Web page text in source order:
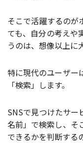
そこで活躍するのが
ても、自分の考えや
うのは、想像以上に
特に現代のユーザー
「検索」します。
SNSで見つけたサー
名前」で検索し、そ
できるかを判断する